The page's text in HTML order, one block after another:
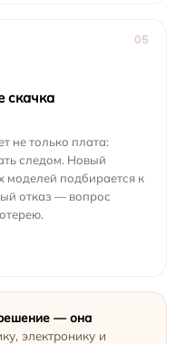
05
скачка
не только плата:
следом. Новый
подбирается к
отказ — вопрос
— она
электронику и